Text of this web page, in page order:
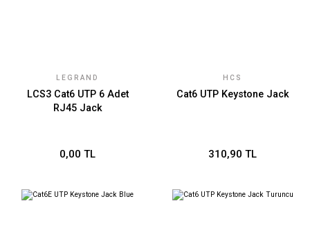
LEGRAND
LCS3 Cat6 UTP 6 Adet
RJ45 Jack
0,00 TL
HCS
Cat6 UTP Keystone Jack
310,90 TL